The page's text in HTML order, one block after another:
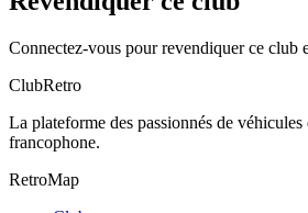
Connectez-vous pour revendiquer ce club
ClubRetro
La plateforme des passionnés de
francophone.
RetroMap